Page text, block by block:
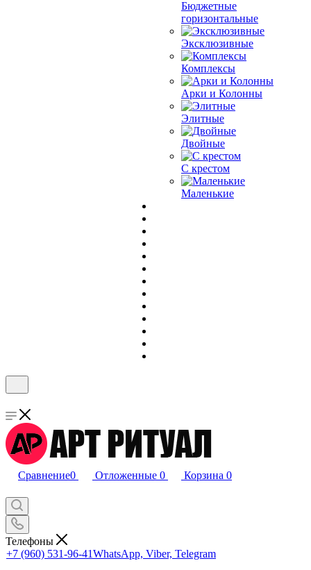
Бюджетные
горизонтальные
Эксклюзивные
Комплексы
Арки и Колонны
Элитные
Двойные
С крестом
Маленькие
Сравнение0 Отложенные 0 Корзина 0
Телефоны
+7 (960) 531-96-41WhatsApp, Viber, Telegram